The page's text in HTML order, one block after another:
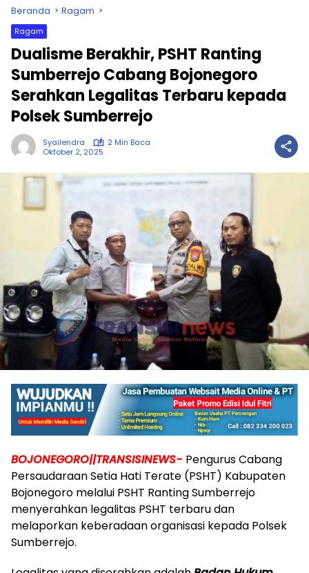
Beranda Ragam
Ragam
Dualisme Berakhir, PSHT Ranting
Sumberrejo Cabang Bojonegoro
Serahkan Legalitas Terbaru kepada
Polsek Sumberrejo
Syailendra
2 Min Baca
Oktober 2, 2025
BOJONEGORO||TRANSISINEWS- Pengurus Cabang
Persaudaraan Setia Hati Terate (PSHT) Kabupaten
Bojonegoro melalui PSHT Ranting Sumberrejo
menyerahkan legalitas PSHT terbaru dan
melaporkan keberadaan organisasi kepada Polsek
Sumberrejo.